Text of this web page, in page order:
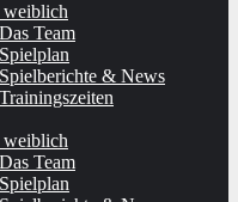
Das Team
Spielplan
Spielberichte & News
Trainingszeiten
Das Team
Spielplan